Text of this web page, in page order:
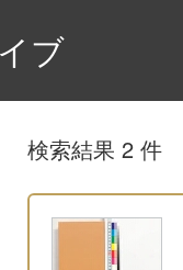
ブ
検索結果 2 件